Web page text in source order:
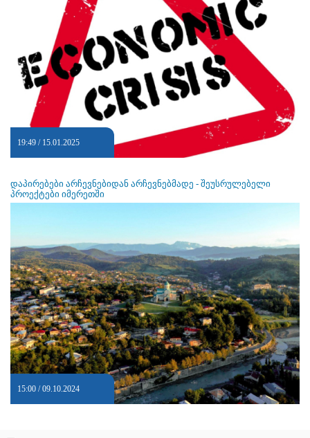
19:49 / 15.01.2025
დაპირებები არჩევნებიდან არჩევნებმადე - შეუსრულებელი
პროექტები იმერეთში
15:00 / 09.10.2024